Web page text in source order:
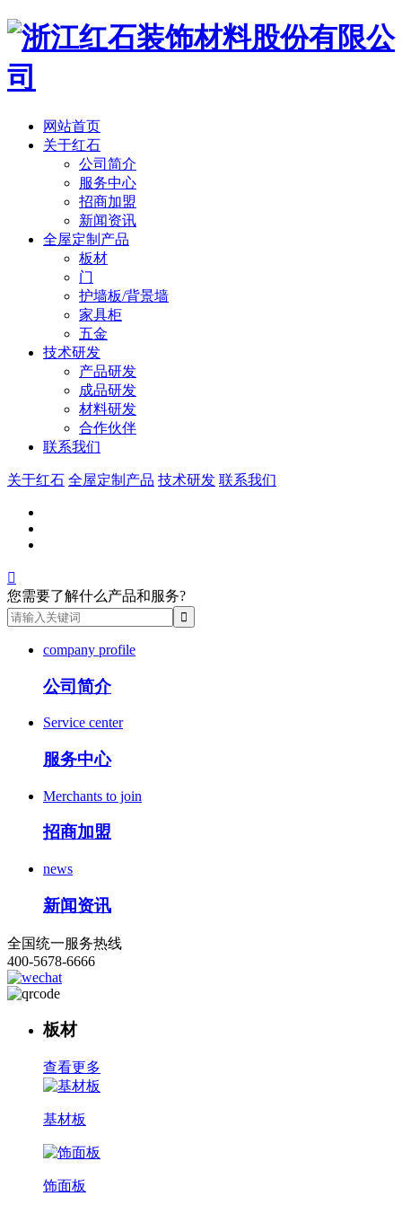
网站首页
关于红石
公司简介
服务中心
招商加盟
新闻资讯
全屋定制产品
板材
门
护墙板/背景墙
家具柜
五金
技术研发
产品研发
成品研发
材料研发
合作伙伴
联系我们
关于红石 全屋定制产品 技术研发 联系我们

您需要了解什么产品和服务?
company profile
公司简介
Service center
服务中心
Merchants to join
招商加盟
news
新闻资讯
全国统一服务热线
400-5678-6666
板材
查看更多
基材板
饰面板